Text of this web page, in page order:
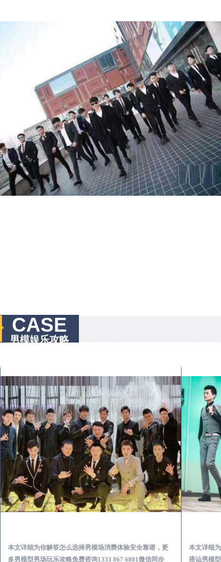
CASE
男模娱乐攻略
本文详细为你解答怎么选择男模场消费体验安全靠谱，更
多男模型男场玩乐攻略免费咨询1333 867 6881微信同步
本文详细
搭讪男模